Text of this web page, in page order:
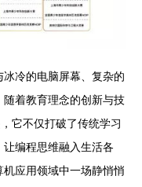
冷的电脑屏幕、复杂的
着教育理念的创新与技
它不仅打破了传统学习
编程思维融入生活各
应用领域中一场静悄悄